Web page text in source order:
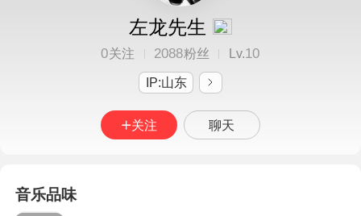
左龙先生
0关注 2088粉丝 Lv.10
IP:山东
关注 聊天
音乐品味